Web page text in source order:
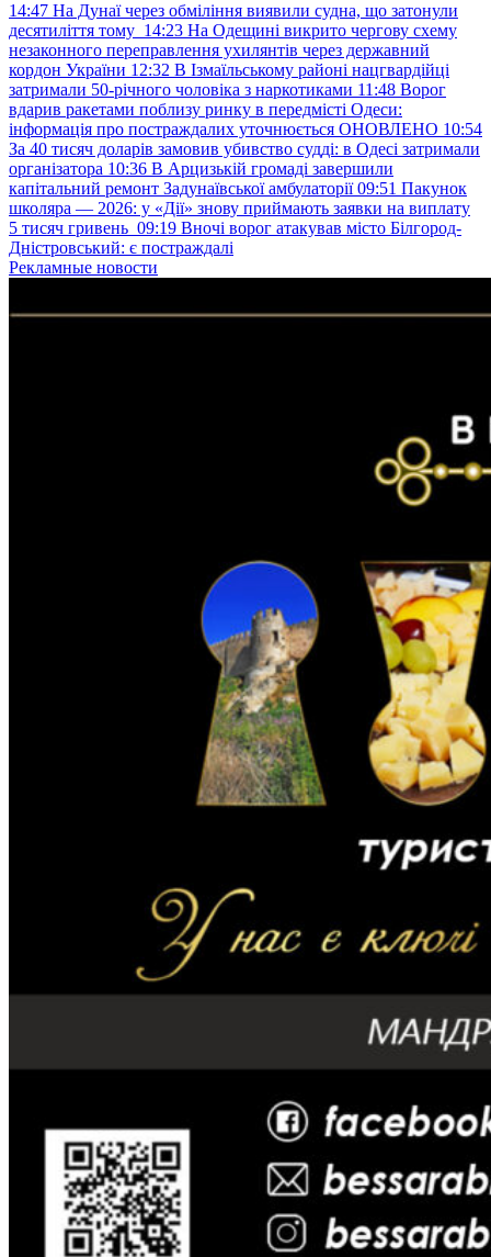
14:47 На Дунаї через обміління виявили судна, що затонули
десятиліття тому 14:23 На Одещині викрито чергову схему
незаконного переправлення ухилянтів через державний
кордон України 12:32 В Ізмаїльському районі нацгвардійці
затримали 50-річного чоловіка з наркотиками 11:48 Ворог
вдарив ракетами поблизу ринку в передмісті Одеси:
інформація про постраждалих уточнюється ОНОВЛЕНО 10:54
За 40 тисяч доларів замовив убивство судді: в Одесі затримали
організатора 10:36 В Арцизькій громаді завершили
капітальний ремонт Задунаївської амбулаторії 09:51 Пакунок
школяра — 2026: у «Дії» знову приймають заявки на виплату
5 тисяч гривень 09:19 Вночі ворог атакував місто Білгород-
Дністровський: є постраждалі
Рекламные новости